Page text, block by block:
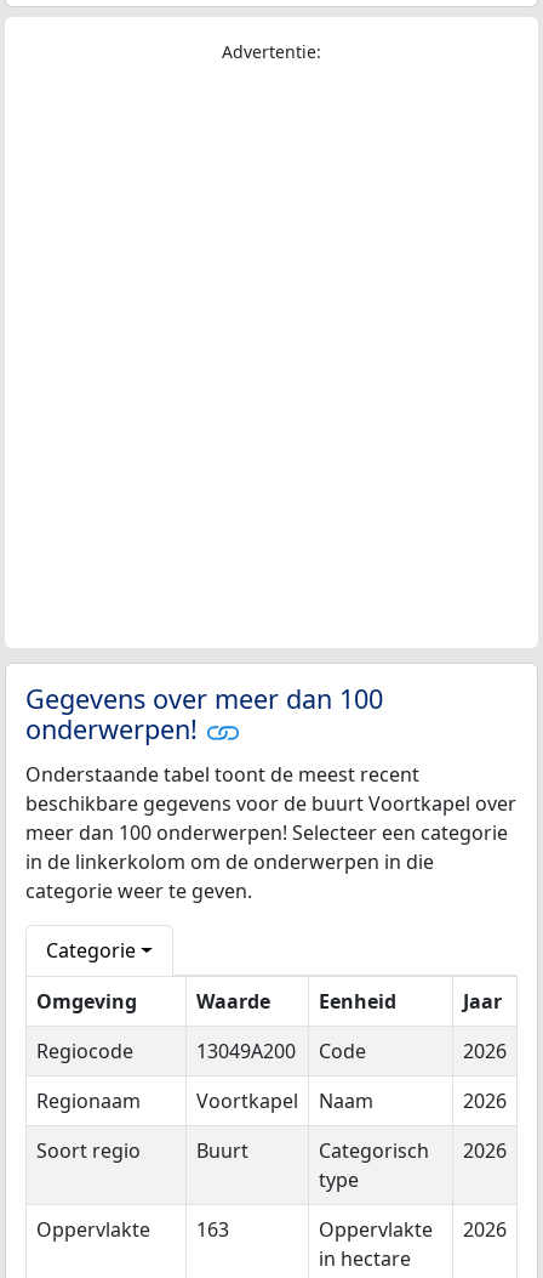
Advertentie:
Gegevens over meer dan 100
onderwerpen!
Onderstaande tabel toont de meest recent
beschikbare gegevens voor de buurt Voortkapel over
meer dan 100 onderwerpen! Selecteer een categorie
in de linkerkolom om de onderwerpen in die
categorie weer te geven.
Categorie
Omgeving
Waarde Eenheid
Jaar
Regiocode
13049A200 Code
2026
Regionaam
Voortkapel Naam
2026
Soort regio
Buurt
Categorisch
type
2026
Oppervlakte 163
Oppervlakte
in hectare
2026